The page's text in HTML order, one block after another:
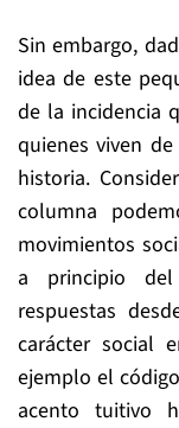
Sin embargo,
idea de este
de la incidencia
quienes viven
historia.
columna
movimientos
a principio
respuestas
carácter social
ejemplo el
acento tuitivo